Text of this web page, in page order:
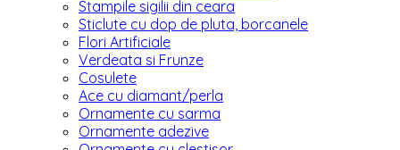
Stampile sigilii din ceara
Sticlute cu dop de pluta, borcanele
Flori Artificiale
Verdeata si Frunze
Cosulete
Ace cu diamant/perla
Ornamente cu sarma
Ornamente adezive